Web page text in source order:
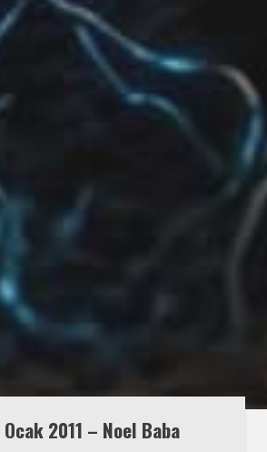
Ocak 2011 – Noel Baba